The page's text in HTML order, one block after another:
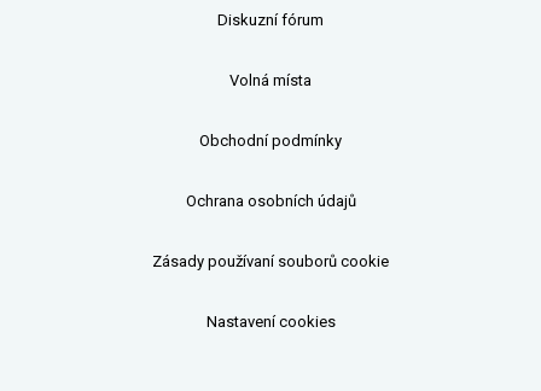
Diskuzní fórum
Volná místa
Obchodní podmínky
Ochrana osobních údajů
Zásady používaní souborů cookie
Nastavení cookies